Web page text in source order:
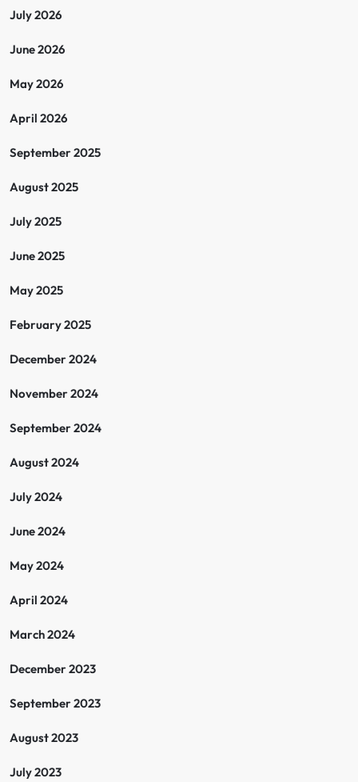
July 2026
June 2026
May 2026
April 2026
September 2025
August 2025
July 2025
June 2025
May 2025
February 2025
December 2024
November 2024
September 2024
August 2024
July 2024
June 2024
May 2024
April 2024
March 2024
December 2023
September 2023
August 2023
July 2023